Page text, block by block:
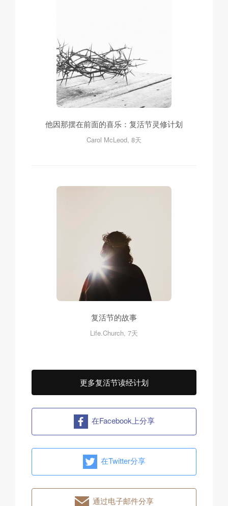
他因那摆在前面的喜乐：复活节灵修计划
Carol McLeod, 8天
复活节的故事
Life.Church, 7天
更多复活节读经计划
在Facebook上分享
在Twitter分享
通过电子邮件分享